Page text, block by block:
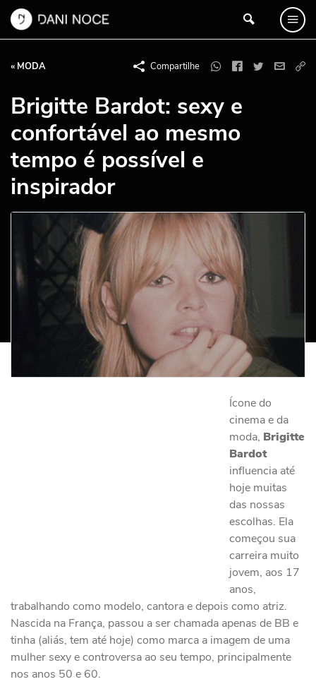
« MODA Compartilhe
Brigitte Bardot: sexy e
confortável ao mesmo
tempo é possível e
inspirador
Ícone do
cinema e da
moda, Brigitte
Bardot
influencia até
hoje muitas
das nossas
escolhas. Ela
começou sua
carreira muito
jovem, aos 17
anos,
trabalhando como modelo, cantora e depois como atriz.
Nascida na França, passou a ser chamada apenas de BB e
tinha (aliás, tem até hoje) como marca a imagem de uma
mulher sexy e controversa ao seu tempo, principalmente
nos anos 50 e 60.